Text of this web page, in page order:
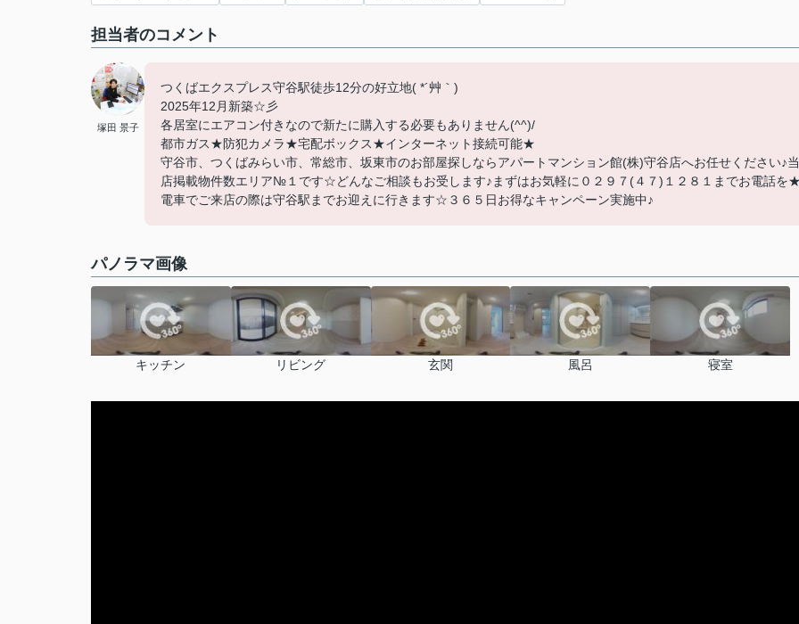
担当者のコメント
塚田 景子
つくばエクスプレス守谷駅徒歩12分の好立地( *´艸｀)
2025年12月新築☆彡
各居室にエアコン付きなので新たに購入する必要もありません(^^)/
都市ガス★防犯カメラ★宅配ボックス★インターネット接続可能★
守谷市、つくばみらい市、常総市、坂東市のお部屋探しならアパートマンション館(株)守谷店へお任せください♪当
店掲載物件数エリア№１です☆どんなご相談もお受します♪まずはお気軽に０２９７(４７)１２８１までお電話を
電車でご来店の際は守谷駅までお迎えに行きます☆３６５日お得なキャンペーン実施中♪
パノラマ画像
キッチン リビング 玄関 風呂 寝室